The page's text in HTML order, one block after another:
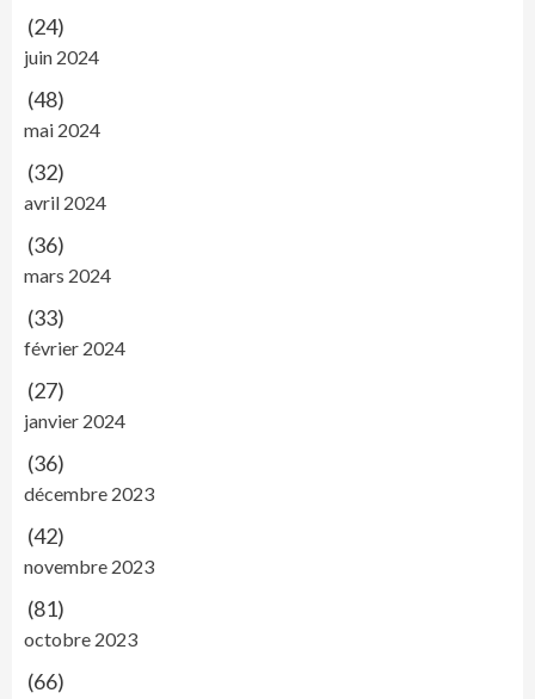
(24)
juin 2024
(48)
mai 2024
(32)
avril 2024
(36)
mars 2024
(33)
février 2024
(27)
janvier 2024
(36)
décembre 2023
(42)
novembre 2023
(81)
octobre 2023
(66)